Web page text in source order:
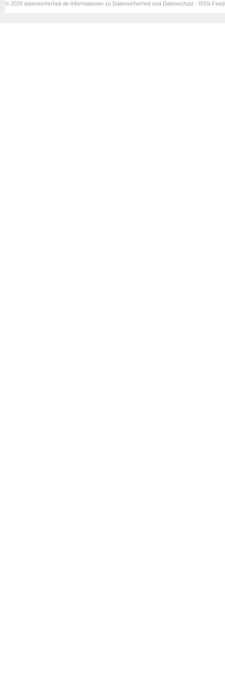
© 2020 datensicherheit.de Informationen zu Datensicherheit und Datenschutz - RSS-